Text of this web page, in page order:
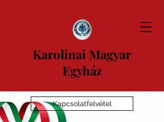
Karolinai Magyar
Egyház
Kapcsolatfelvétel